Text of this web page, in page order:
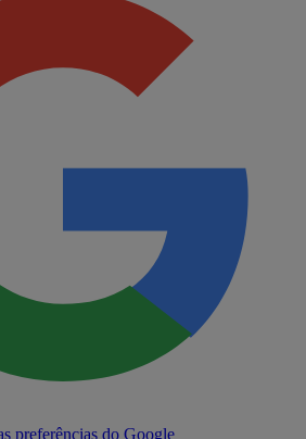
preferências do Google